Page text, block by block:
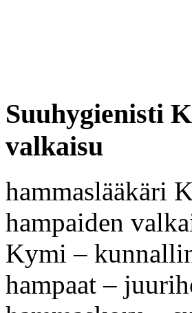
Suuhygienisti
valkaisu
hammaslääkäri
hampaiden
Kymi –
hampaat –